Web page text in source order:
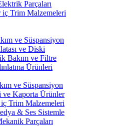
Parçaları
iç Trim Malzemeleri
ve Süspansiyon
ve Diski
Bakım ve Filtre
Ürünleri
ve Süspansiyon
ve Kaporta Ürünler
Trim Malzemeleri
& Ses Sistemle
Parçaları